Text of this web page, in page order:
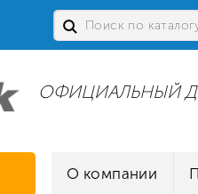
ОФИЦИАЛЬНЫЙ
О компании